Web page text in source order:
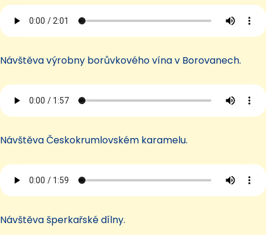
Návštěva výrobny borůvkového vína v Borovanech.
Návštěva Českokrumlovském karamelu.
Návštěva šperkařské dílny.